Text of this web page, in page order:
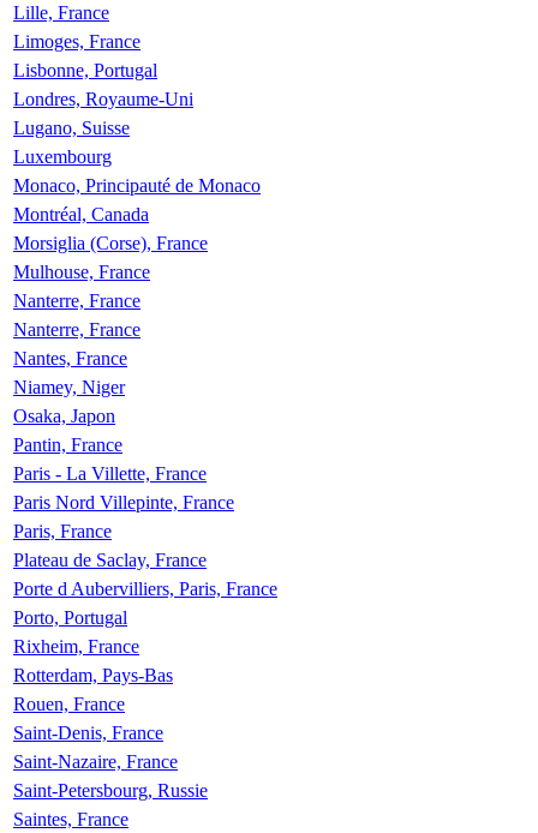
Lille, France
Limoges, France
Lisbonne, Portugal
Londres, Royaume-Uni
Lugano, Suisse
Luxembourg
Monaco, Principauté de Monaco
Montréal, Canada
Morsiglia (Corse), France
Mulhouse, France
Nanterre, France
Nanterre, France
Nantes, France
Niamey, Niger
Osaka, Japon
Pantin, France
Paris - La Villette, France
Paris Nord Villepinte, France
Paris, France
Plateau de Saclay, France
Porte d Aubervilliers, Paris, France
Porto, Portugal
Rixheim, France
Rotterdam, Pays-Bas
Rouen, France
Saint-Denis, France
Saint-Nazaire, France
Saint-Petersbourg, Russie
Saintes, France